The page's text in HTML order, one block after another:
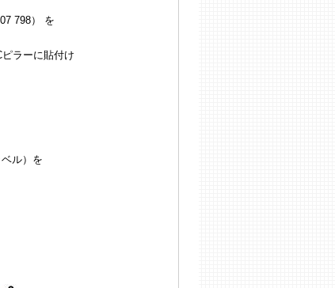
798） を
ラーに貼付け
ル）を